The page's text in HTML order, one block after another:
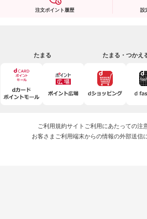
注文ポイント履歴 設
たまる たまる・つかえ
ご利用規約サイトご利用にあたっての注
お客さまご利用端末からの情報の外部送信